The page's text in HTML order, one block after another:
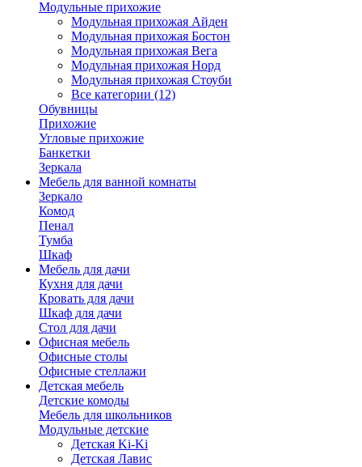
Модульные прихожие
Модульная прихожая Айден
Модульная прихожая Бостон
Модульная прихожая Вега
Модульная прихожая Норд
Модульная прихожая Стоуби
Все категории (12)
Обувницы
Прихожие
Угловые прихожие
Банкетки
Зеркала
Мебель для ванной комнаты
Зеркало
Комод
Пенал
Тумба
Шкаф
Мебель для дачи
Кухня для дачи
Кровать для дачи
Шкаф для дачи
Стол для дачи
Офисная мебель
Офисные столы
Офисные стеллажи
Детская мебель
Детские комоды
Мебель для школьников
Модульные детские
Детская Ki-Ki
Детская Лавис